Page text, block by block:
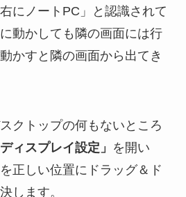
にノートPC」と認識されて
動かしても隣の画面には行
かすと隣の画面から出てき
クトップの何もないところ
ディスプレイ設定」 を開い
正しい位置にドラッグ＆ド
します。